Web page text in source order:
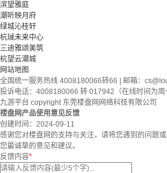
滨望雅庭
潮听映月府
绿城沁桂轩
杭珹未来中心
三迪雅颂美筑
杭望云潮城
网站地图
全国统一服务热线 4008180066转66 | 邮箱：
投诉电话：4008180066 转 017942（在线时间为周
九游平台 copyright 东莞楼盘网网络科技有限公司
楼盘网产品使用意见反馈
创建时间： 2024-09-11
感谢您对楼盘网的支持与关注，请将您遇到的问题
您最诚挚的意见和建议。
反馈内容*